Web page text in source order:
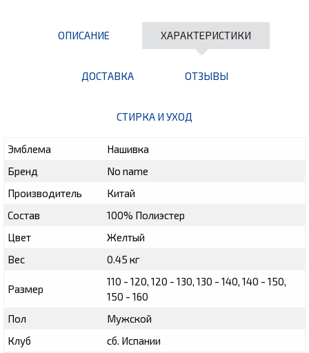
ОПИСАНИЕ ХАРАКТЕРИСТИКИ
ДОСТАВКА ОТЗЫВЫ
СТИРКА И УХОД
Эмблема
Нашивка
Бренд
No name
Производитель
Китай
Состав
100% Полиэстер
Цвет
Желтый
Вес
0.45 кг
Размер
110 - 120, 120 - 130, 130 - 140, 140 - 150,
150 - 160
Пол
Мужской
Клуб
сб. Испании